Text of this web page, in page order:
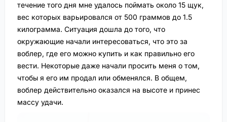
течение того дня мне удалось поймать около 15 щук,
вес которых варьировался от 500 граммов до 1.5
килограмма. Ситуация дошла до того, что
окружающие начали интересоваться, что это за
воблер, где его можно купить и как правильно его
вести. Некоторые даже начали просить меня о том,
чтобы я его им продал или обменялся. В общем,
воблер действительно оказался на высоте и принес
массу удачи.